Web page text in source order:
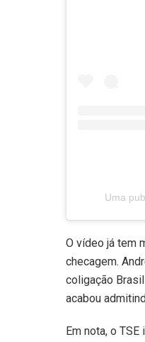
Uma
O vídeo já tem
checagem.
coligação
acabou
Em nota, o